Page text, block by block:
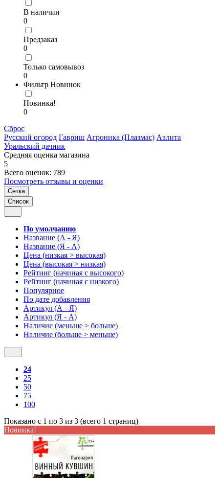
В наличии
0
Предзаказ
0
Только самовывоз
0
Фильтр Новинок
Новинка!
0
Сброс
Русский огород Гавриш Агроника (Плазмас) Аэлита
Уральский дачник
Средняя оценка магазина
5
Всего оценок: 789
Посмотреть отзывы и оценки
Сетка
Список
По умолчанию
Название (А - Я)
Название (Я - А)
Цена (низкая > высокая)
Цена (высокая > низкая)
Рейтинг (начиная с высокого)
Рейтинг (начиная с низкого)
Популярное
По дате добавления
Артикул (А - Я)
Артикул (Я - А)
Наличие (меньше > больше)
Наличие (больше > меньше)
24
25
50
75
100
Показано с 1 по 3 из 3 (всего 1 страниц)
Новинка!